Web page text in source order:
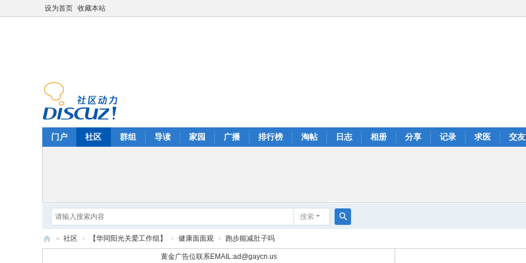
设为首页 收藏本站
门户 社区 群组 导读 家园 广播 排行榜 淘帖 日志 相册 分享 记录 求医 交友
搜索
索
» 社区 › 【华同阳光关爱工作组】 › 健康面面观 › 跑步能减肚子吗
黄金广告位联系EMAIL:ad@gaycn.us